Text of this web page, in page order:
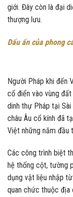
giới. Đây còn là đại
thượng lưu.
Dấu ấn của phong
Người Pháp khi đến
cổ điển vào vùng
dinh thự Pháp tại
châu Âu cổ kính đã
Việt những năm đầu
Các công trình biệt
hệ thống cột, tường
dụng vật liệu nhập
quan chức thuộc địa